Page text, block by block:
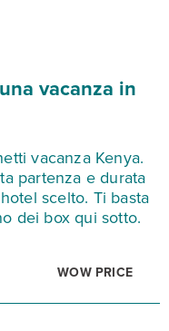
vacanza in
vacanza Kenya.
partenza e durata
scelto. Ti basta
dei box qui sotto.
WOW PRICE